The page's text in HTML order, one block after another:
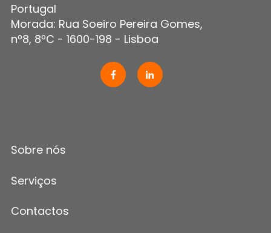
Portugal
Morada: Rua Soeiro Pereira Gomes,
nº8, 8ºC - 1600-198 - Lisboa
Sobre nós
Serviços
Contactos